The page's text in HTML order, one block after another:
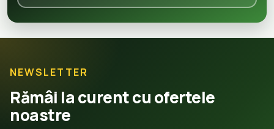
NEWSLETTER
Rămâi la curent cu ofertele
noastre